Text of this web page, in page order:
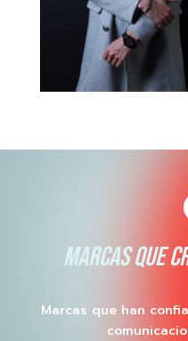
MARCAS QUE
Marcas que han